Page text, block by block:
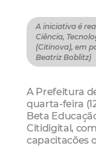
A iniciativa é
Ciência,
(Citinova), em
Beatriz Boblitz)
A Prefeitura
quarta-feira
Beta
Citidigital,
capacitacões